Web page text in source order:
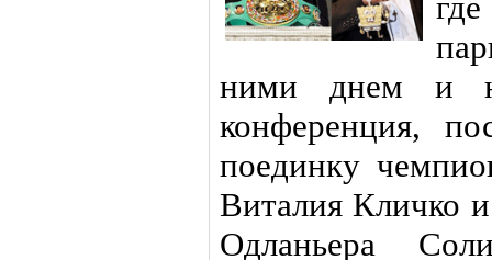
ними днем и
конференция,
поединку
Виталия Кличко
Одланьера